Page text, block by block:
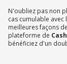
N'oubliez pas non
cas cumulable avec
meilleures façons
plateforme de
bénéficiez d'un